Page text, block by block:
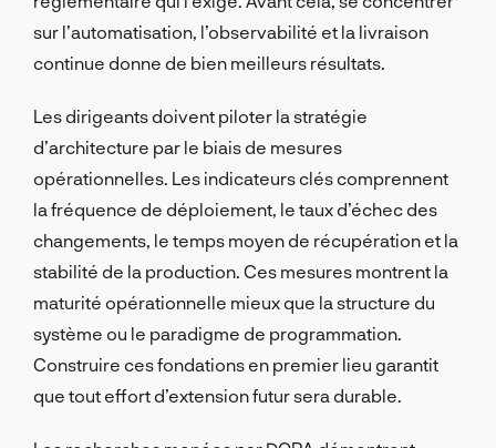
sur l’automatisation, l’observabilité et la livraison
continue donne de bien meilleurs résultats.
Les dirigeants doivent piloter la stratégie
d’architecture par le biais de mesures
opérationnelles. Les indicateurs clés comprennent
la fréquence de déploiement, le taux d’échec des
changements, le temps moyen de récupération et la
stabilité de la production. Ces mesures montrent la
maturité opérationnelle mieux que la structure du
système ou le paradigme de programmation.
Construire ces fondations en premier lieu garantit
que tout effort d’extension futur sera durable.